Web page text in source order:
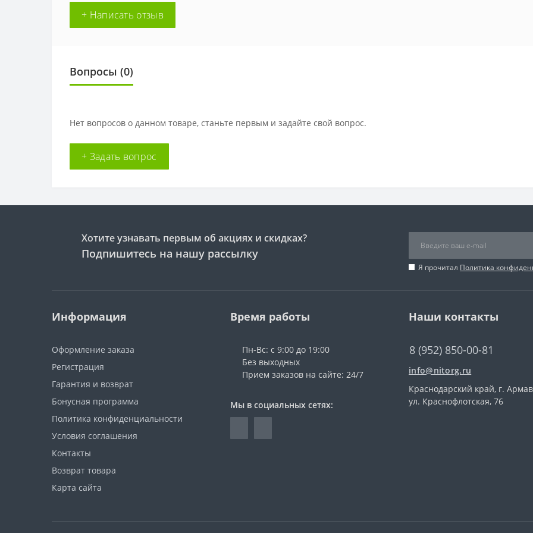
+ Написать отзыв
Вопросы (0)
Нет вопросов о данном товаре, станьте первым и задайте свой вопрос.
+ Задать вопрос
Хотите узнавать первым об акциях и скидках?
Подпишитесь на нашу рассылку
Я прочитал Политика
Информация
Оформление заказа
Регистрация
Гарантия и возврат
Бонусная программа
Политика конфиденциальности
Условия соглашения
Контакты
Возврат товара
Карта сайта
Время работы
Пн-Вс: с 9:00 до 19:00
Без выходных
Прием заказов на сайте: 24/7
Мы в социальных сетях:
Наши контакты
8 (952) 850-00-81
info@nitorg.ru
Краснодарский край, г.
ул. Краснофлотская, 76